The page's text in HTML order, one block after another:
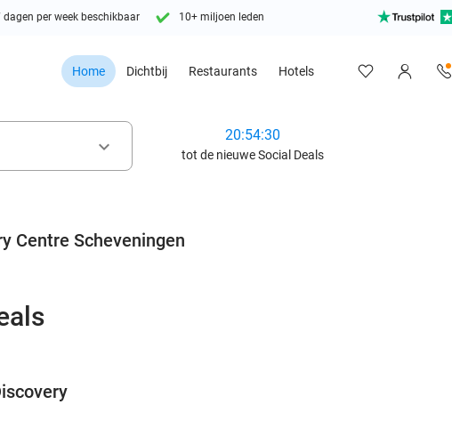
dagen per week beschikbaar 10+ miljoen leden
Home Dichtbij Restaurants Hotels
keyboard_arrow_down
20:54:28
tot de nieuwe Social Deals
Centre Scheveningen